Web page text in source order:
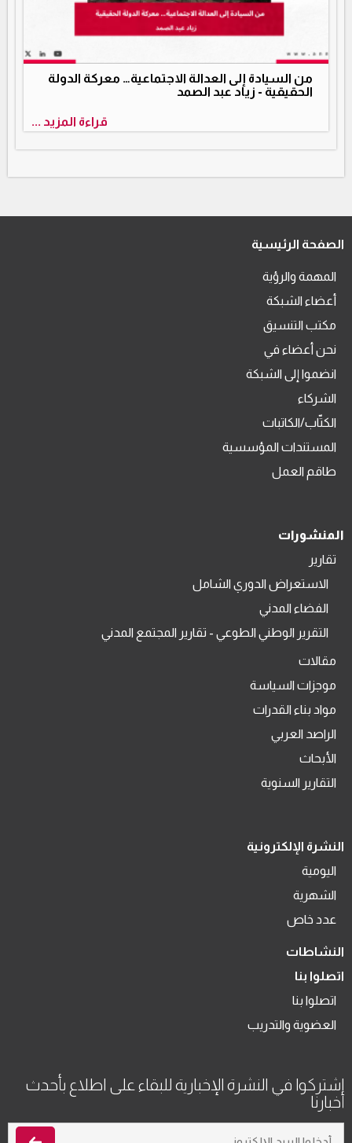
من السيادة إلى العدالة الاجتماعية… معركة الدولة
الحقيقية - زياد عبد الصمد
قراءة المزيد ...
الصفحة الرئيسية
المهمة والرؤية
أعضاء الشبكة
مكتب التنسيق
نحن أعضاء في
انضموا إلى الشبكة
الشركاء
الكتّاب/الكاتبات
المستندات المؤسسية
طاقم العمل
المنشورات
تقارير
الاستعراض الدوري الشامل
الفضاء المدني
التقرير الوطني الطوعي - تقارير المجتمع المدني
مقالات
موجزات السياسة
مواد بناء القدرات
الراصد العربي
الأبحاث
التقارير السنوية
النشرة الإلكترونية
اليومية
الشهرية
عدد خاص
النشاطات
اتصلوا بنا
اتصلوا بنا
العضوية والتدريب
اشتركوا في النشرة الإخبارية للبقاء على اطلاع بأحدث
أخبارنا